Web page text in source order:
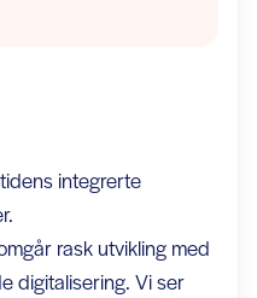
integrerte
rask utvikling med
digitalisering. Vi ser